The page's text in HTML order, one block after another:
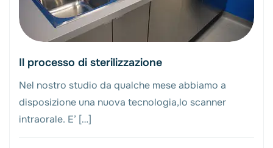
Il processo di sterilizzazione
Nel nostro studio da qualche mese abbiamo a
disposizione una nuova tecnologia,lo scanner
intraorale. E’ […]